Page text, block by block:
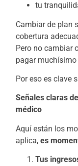
tu
Cambiar de plan
cobertura
Pero no cambiar
pagar
Por eso es clave
Señales claras
médico
Aquí están los
aplica,es
Tus